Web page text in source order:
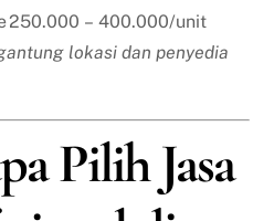
250.000 – 400.000/unit
lokasi dan penyedia
Pilih Jasa